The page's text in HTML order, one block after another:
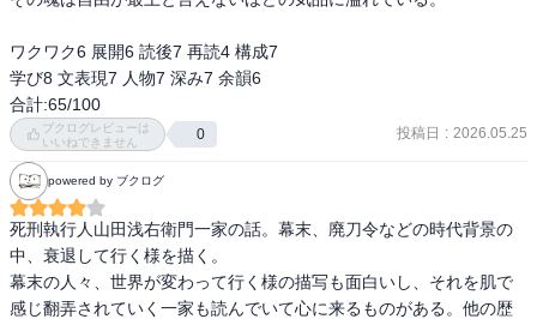
ワクワク6 展開6 読後7 再読4 構成7
学び8 文表現7 人物7 深み7 余韻6
合計:65/100
ブクログレビューは
いいねできません
0 投稿日 : 2026.05.25
powered by ブクログ
死刑執行人山田浅右衛門一家の話。幕末、廃刀令などの時代背景の
中、衰退して行く様を描く。
幕末の人々、世界が変わって行く様の描写も面白いし、それを肌で
感じ翻弄されていく一家も読んでいて心に来るものがある。他の歴